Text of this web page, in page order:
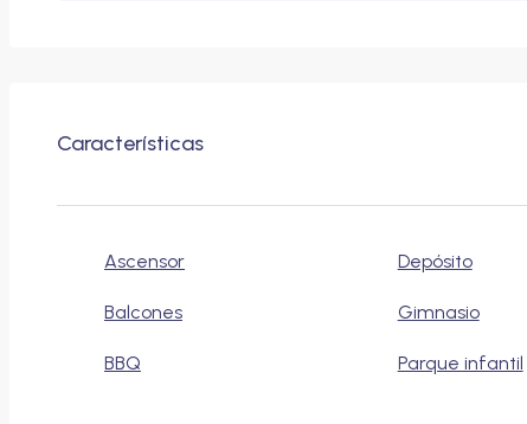
Características
Ascensor
Balcones
BBQ
Depósito
Gimnasio
Parque infantil